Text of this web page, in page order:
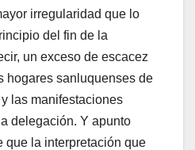
irregularidad que lo
del fin de la
un exceso de escacez
hogares sanluquenses de
las manifestaciones
delegación. Y apunto
que la interpretación que